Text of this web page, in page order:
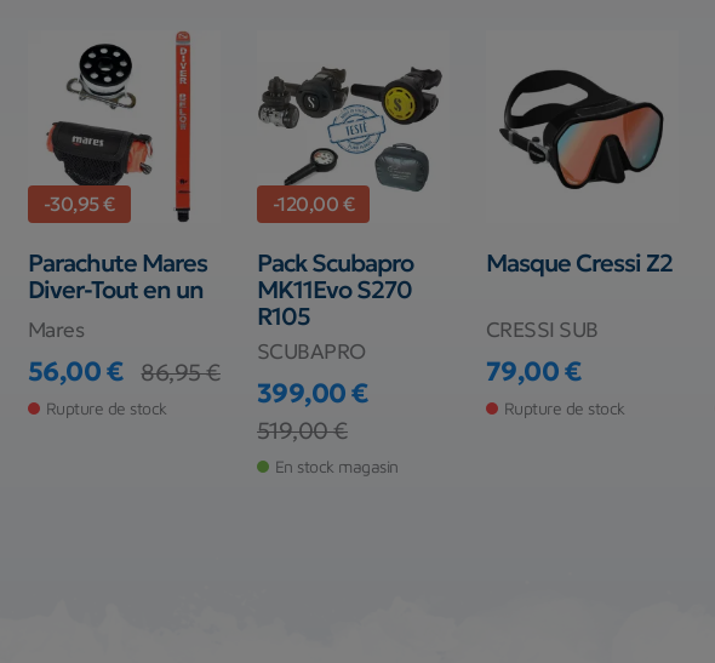
-30,95 €
Parachute Mares
Diver-Tout en un
Mares
Prix
56,00 €
Prix de base
86,95 €
Rupture de stock
-120,00 €
Pack Scubapro
MK11Evo S270
R105
SCUBAPRO
Prix
399,00 €
Prix de base
519,00 €
En stock magasin
Masque Cressi Z2
CRESSI SUB
Prix
79,00 €
Rupture de stock